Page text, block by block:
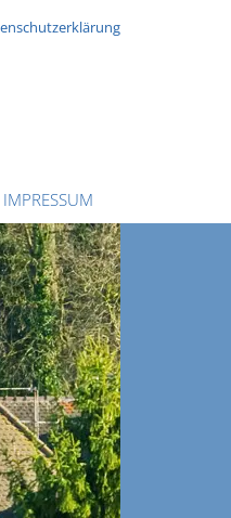
IMPRESSUM